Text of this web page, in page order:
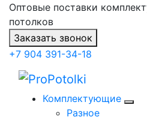
Оптовые поставки
потолков
Заказать звонок
+7 904 391-34-18
Комплектующие
Разное